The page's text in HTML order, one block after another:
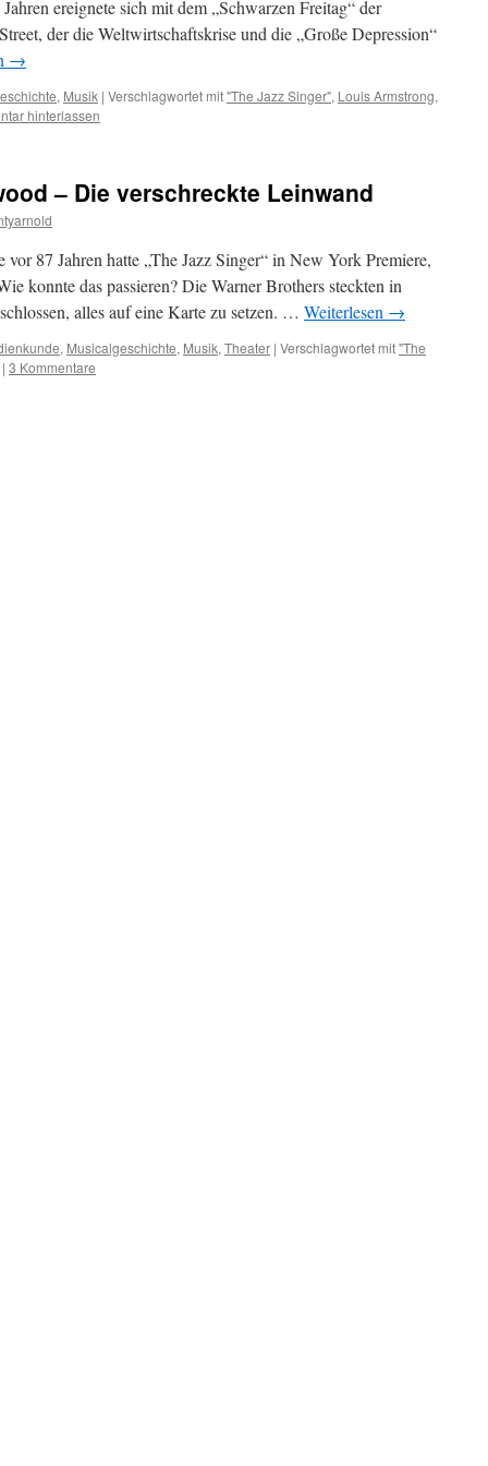
ereignete sich mit dem „Schwarzen Freitag“ der
der die Weltwirtschaftskrise und die „Große Depression“
→
, Musik | Verschlagwortet mit"The Jazz Singer", Louis Armstrong,
hinterlassen
– Die verschreckte Leinwand
87 Jahren hatte „The Jazz Singer“ in New York Premiere,
konnte das passieren? Die Warner Brothers steckten in
alles auf eine Karte zu setzen. … Weiterlesen →
, Musicalgeschichte, Musik, Theater | Verschlagwortet mit"The
| 3 Kommentare